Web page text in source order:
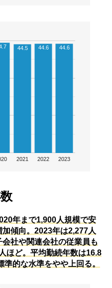
2021 2022 2023
44.5 44.6 44.6
年まで1,900人規模で安
傾向。2023年は2,277人
社や関連会社の従業員も
ほど。平均勤続年数は16.8
的な水準をやや上回る。